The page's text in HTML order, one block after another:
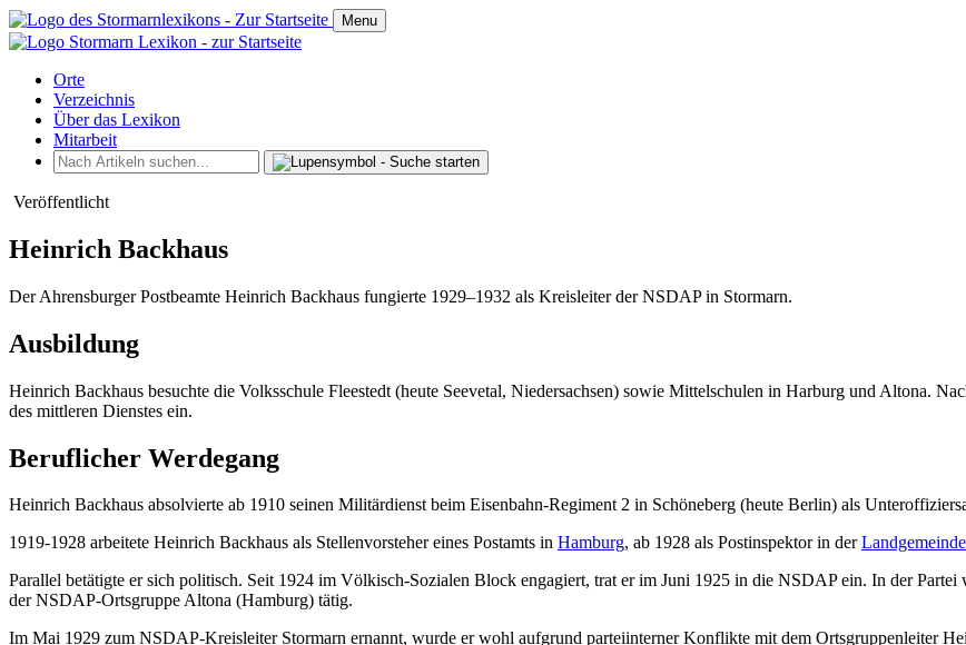
Menu
Orte
Verzeichnis
Über das Lexikon
Mitarbeit
Veröffentlicht
Heinrich Backhaus
Der Ahrensburger Postbeamte Heinrich Backhaus fungierte 1929–1932 als Kreisleiter der NSDAP in Stormarn.
Ausbildung
Heinrich Backhaus besuchte die Volksschule Fleestedt (heute Seevetal, Niedersachsen) sowie Mittelschulen in Harburg und Altona.
des mittleren Dienstes ein.
Beruflicher Werdegang
Heinrich Backhaus absolvierte ab 1910 seinen Militärdienst beim Eisenbahn-Regiment 2 in Schöneberg (heute Berlin) als
1919-1928 arbeitete Heinrich Backhaus als Stellenvorsteher eines Postamts in Hamburg, ab 1928 als Postinspektor in der
Parallel betätigte er sich politisch. Seit 1924 im Völkisch-Sozialen Block engagiert, trat er im Juni 1925 in die NSDAP ein. In der
der NSDAP-Ortsgruppe Altona (Hamburg) tätig.
Im Mai 1929 zum NSDAP-Kreisleiter Stormarn ernannt, wurde er wohl aufgrund parteiinterner Konflikte mit dem Ortsgruppenleiter